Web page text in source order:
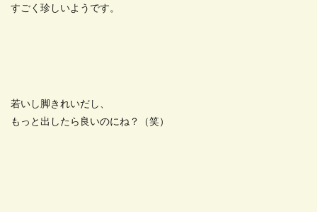
すごく珍しいようです。
若いし脚きれいだし、
もっと出したら良いのにね？（笑）